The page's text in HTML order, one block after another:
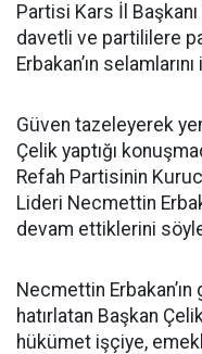
Partisi Kars İl
davetli ve partililere
Erbakan’ın
Güven tazeleyerek
Çelik yaptığı
Refah Partisinin
Lideri Necmettin
devam ettiklerini
Necmettin
hatırlatan Başkan
hükümet işçiye,